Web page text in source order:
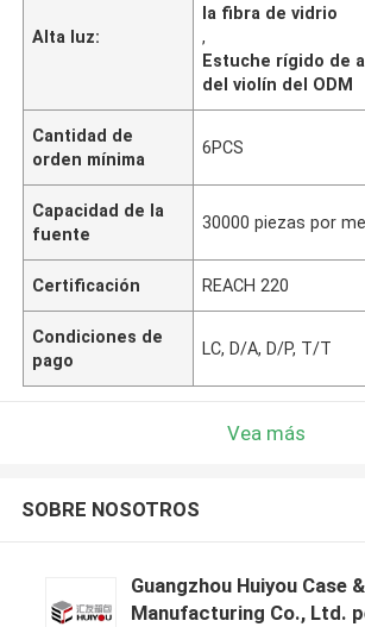
Alta luz:
la fibra de vidrio
,
Estuche rígido de
del violín del ODM
Cantidad de
orden mínima
6PCS
Capacidad de la
fuente
30000 piezas por
Certificación REACH 220
Condiciones de
pago
LC, D/A, D/P, T/T
Vea más
SOBRE NOSOTROS
Guangzhou Huiyou Case
Manufacturing Co., Ltd.